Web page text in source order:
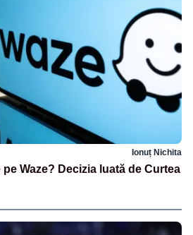
Ionuț Nichita
Waze? Decizia luată de Curtea